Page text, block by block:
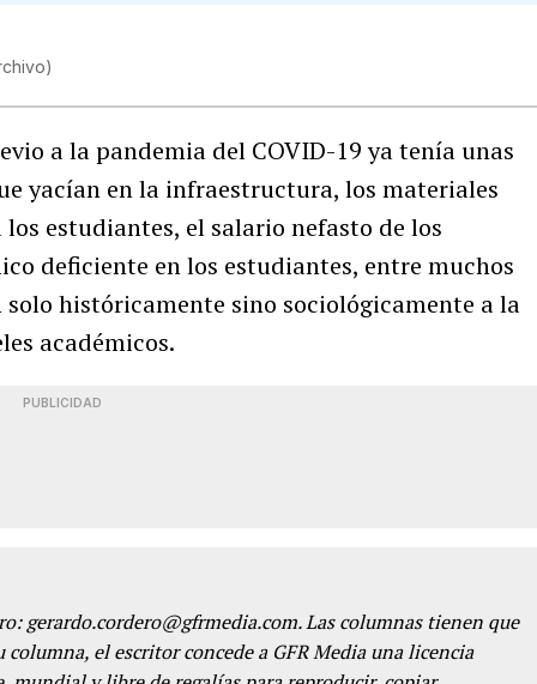
)
a la pandemia del COVID-19 ya tenía unas
yacían en la infraestructura, los materiales
estudiantes, el salario nefasto de los
deficiente en los estudiantes, entre muchos
históricamente sino sociológicamente a la
académicos.
PUBLICIDAD
gerardo.cordero@gfrmedia.com. Las columnas tienen que
el escritor concede a GFR Media una licencia